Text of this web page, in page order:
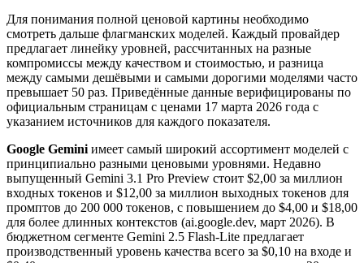
Для понимания полной ценовой картины необходимо
смотреть дальше флагманских моделей. Каждый провайдер
предлагает линейку уровней, рассчитанных на разные
компромиссы между качеством и стоимостью, и разница
между самыми дешёвыми и самыми дорогими моделями часто
превышает 50 раз. Приведённые данные верифицированы по
официальным страницам с ценами 17 марта 2026 года с
указанием источников для каждого показателя.
Google Geminiимеет самый широкий ассортимент моделей с
принципиально разными ценовыми уровнями. Недавно
выпущенный Gemini 3.1 Pro Preview стоит $2,00 за миллион
входных токенов и $12,00 за миллион выходных токенов для
промптов до 200 000 токенов, с повышением до $4,00 и $18,00
для более длинных контекстов (ai.google.dev, март 2026). В
бюджетном сегменте Gemini 2.5 Flash-Lite предлагает
производственный уровень качества всего за $0,10 на входе и